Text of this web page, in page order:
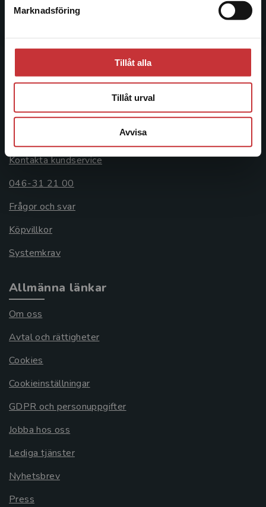
Marknadsföring
Tillåt alla
Tillåt urval
Avvisa
Postadress:
221 00 Lund
Besöksadress:
Åkergränden 1
Kontakta kundservice
046-31 21 00
Frågor och svar
Köpvillkor
Systemkrav
Allmänna länkar
Om oss
Avtal och rättigheter
Cookies
Cookieinställningar
GDPR och personuppgifter
Jobba hos oss
Lediga tjänster
Nyhetsbrev
Press